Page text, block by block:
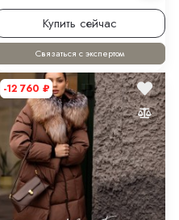
Купить сейчас
Связаться с экспертом
-12 760 ₽